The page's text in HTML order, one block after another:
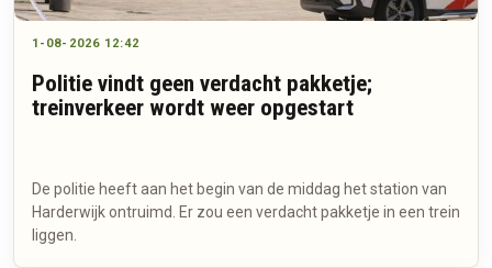
1-08-2026 12:42
Politie vindt geen verdacht pakketje;
treinverkeer wordt weer opgestart
De politie heeft aan het begin van de middag het station van
Harderwijk ontruimd. Er zou een verdacht pakketje in een trein
liggen.